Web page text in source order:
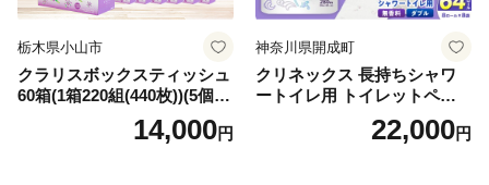
栃木県小山市
クラリスボックスティッシュ
60箱(1箱220組(440枚))(5個入
り×12セット)【1256759】
14,000円
神奈川県開成町
クリネックス 長持ちシャワ
ートイレ用 トイレットペー
パー（ダブル）64ロール(8ロ
ール×8パック) 開成町 トイレ
22,000円